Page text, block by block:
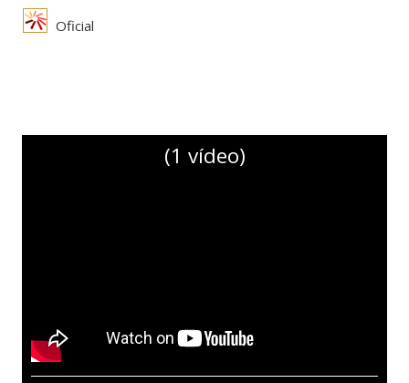
Oficial
(1 vídeo)